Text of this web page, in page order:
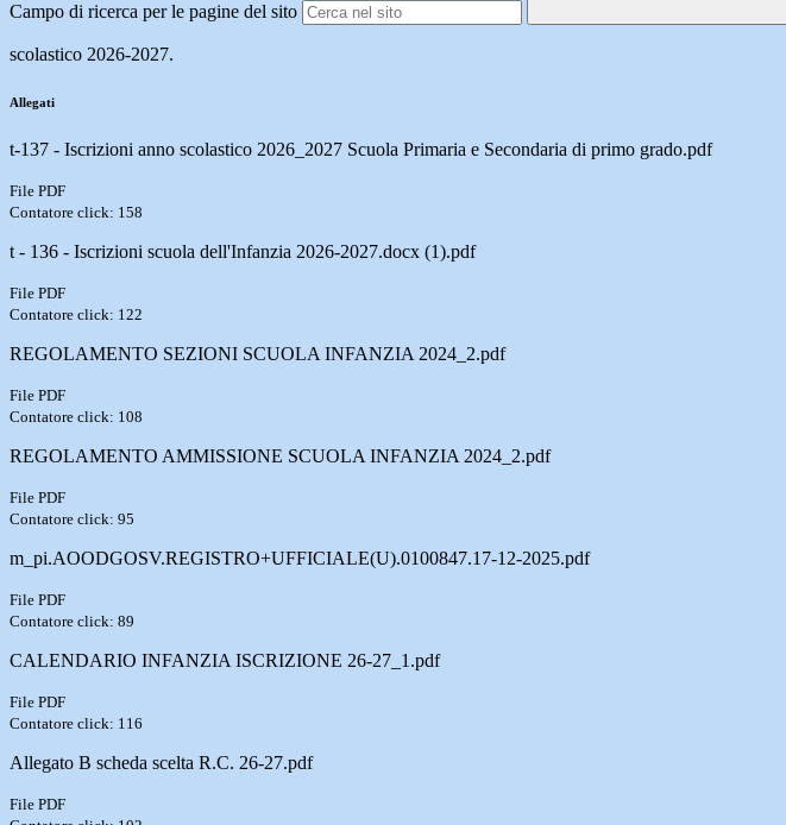
Campo di ricerca per le pagine del sito
scolastico 2026-2027.
Allegati
t-137 - Iscrizioni anno scolastico 2026_2027 Scuola Primaria e Secondaria di primo grado.pdf
File PDF
Contatore click: 158
t - 136 - Iscrizioni scuola dell'Infanzia 2026-2027.docx (1).pdf
File PDF
Contatore click: 122
REGOLAMENTO SEZIONI SCUOLA INFANZIA 2024_2.pdf
File PDF
Contatore click: 108
REGOLAMENTO AMMISSIONE SCUOLA INFANZIA 2024_2.pdf
File PDF
Contatore click: 95
m_pi.AOODGOSV.REGISTRO+UFFICIALE(U).0100847.17-12-2025.pdf
File PDF
Contatore click: 89
CALENDARIO INFANZIA ISCRIZIONE 26-27_1.pdf
File PDF
Contatore click: 116
Allegato B scheda scelta R.C. 26-27.pdf
File PDF